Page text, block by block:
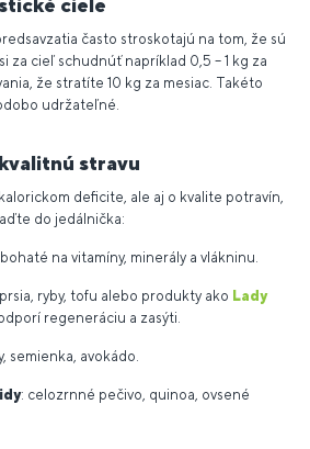
ciele
často stroskotajú na tom, že sú
za cieľ schudnúť napríklad 0,5 – 1 kg za
že stratíte 10 kg za mesiac. Takéto
udržateľné.
stravu
deficite, ale aj o kvalite potravín,
do jedálnička:
bohaté na vitamíny, minerály a vlákninu.
ryby, tofu alebo produkty ako Lady
regeneráciu a zasýti.
semienka, avokádo.
: celozrnné pečivo, quinoa, ovsené